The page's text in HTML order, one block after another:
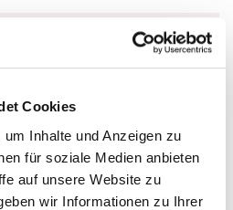
Cookies
Inhalte und Anzeigen zu
für soziale Medien anbieten
auf unsere Website zu
wir Informationen zu Ihrer
Hilfe? Hier finden Sie
in Ihrer Nähe und das